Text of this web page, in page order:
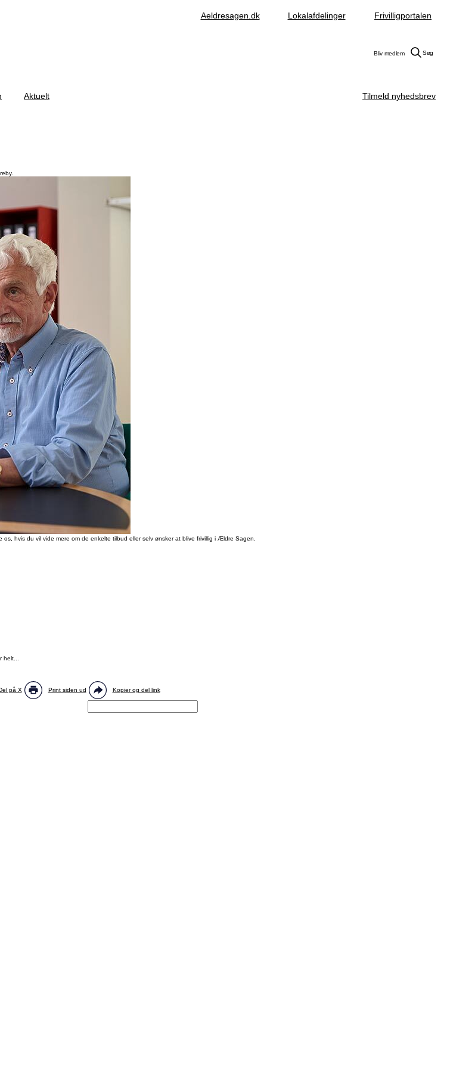
Aeldresagen.dk Lokalafdelinger Frivilligportalen
Bliv medlem Søg
Aktuelt Tilmeld nyhedsbrev
hvis du vil vide mere om de enkelte tilbud eller selv ønsker at blive frivillig i Ældre Sagen.
på X Print siden ud Kopier og del link